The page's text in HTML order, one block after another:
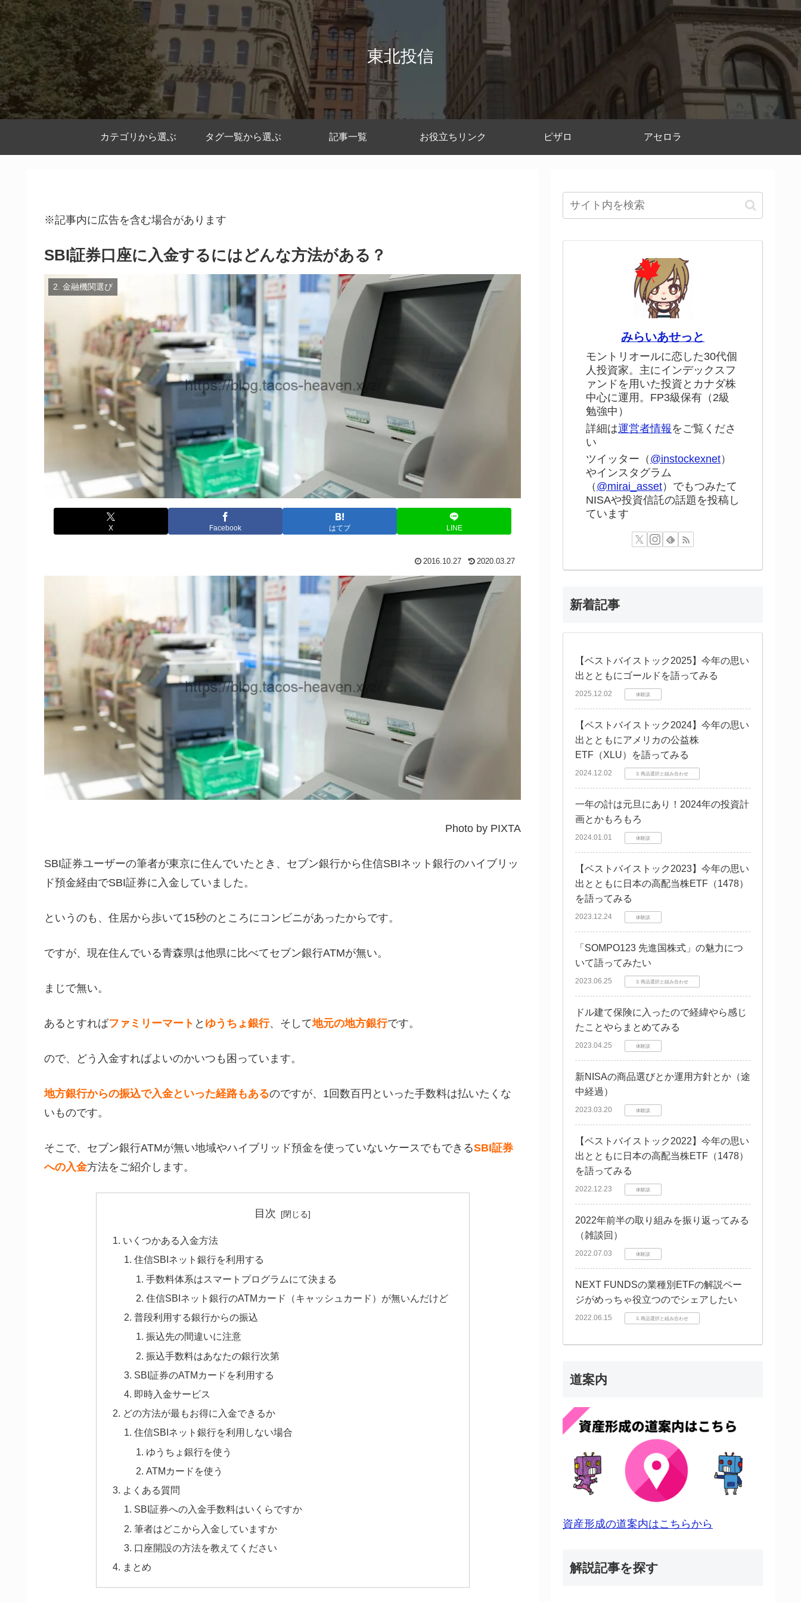
東北投信
カテゴリから選ぶ タグ一覧から選ぶ 記事一覧 お役立ちリンク ピザロ アセロラ
※記事内に広告を含む場合があります
SBI証券口座に入金するにはどんな方法がある？
2. 金融機関選び
X Facebook はてブ LINE
2016.10.27 2020.03.27
Photo by PIXTA
SBI証券ユーザーの筆者が東京に住んでいたとき、 セブン銀行から住信SBIネット銀行のハイブリッ
ド預金経由でSBI証券に入金 していました。
というのも、住居から歩いて15秒のところにコンビニがあったからです。
ですが、現在住んでいる青森県は他県に比べてセブン銀行ATMが無い。
まじで無い。
あるとすればファミリーマート と ゆうちょ銀行、そして地元の地方銀行です。
ので、どう入金すればよいのかいつも困っています。
地方銀行からの振込で入金といった経路もあるのですが、 1回数百円といった手数料は払いたくな
い ものです。
そこで、セブン銀行ATMが無い地域やハイブリッド預金を使っていないケースでもできるSBI証券
への入金方法をご紹介します。
目次
いくつかある入金方法
住信SBIネット銀行を利用する
手数料体系はスマートプログラムにて決まる
住信SBIネット銀行のATMカード（キャッシュカード）が無いんだけど
普段利用する銀行からの振込
振込先の間違いに注意
振込手数料はあなたの銀行次第
SBI証券のATMカードを利用する
即時入金サービス
どの方法が最もお得に入金できるか
住信SBIネット銀行を利用しない場合
ゆうちょ銀行を使う
ATMカードを使う
よくある質問
SBI証券への入金手数料はいくらですか
筆者はどこから入金していますか
口座開設の方法を教えてください
まとめ
みらいあせっと
モントリオールに恋した30代個
人投資家。主にインデックスフ
ァンドを用いた投資とカナダ株
中心に運用。FP3級保有（2級
勉強中）
詳細は運営者情報 をご覧くださ
い
ツイッター（ @instockexnet）
やインスタグラム
（ @mirai_asset）でもつみたて
NISAや投資信託の話題を投稿し
ています
新着記事
【ベストバイストック2025】今年の思い
出とともにゴールドを語ってみる
2025.12.02 体験談
【ベストバイストック2024】今年の思い
出とともにアメリカの公益株
ETF（XLU）を語ってみる
2024.12.02 3. 商品選択と組み合わせ
一年の計は元旦にあり！2024年の投資計
画とかもろもろ
2024.01.01 体験談
【ベストバイストック2023】今年の思い
出とともに日本の高配当株ETF（1478）
を語ってみる
2023.12.24 体験談
「SOMPO123 先進国株式」の魅力につ
いて語ってみたい
2023.06.25 3. 商品選択と組み合わせ
ドル建て保険に入ったので経緯やら感じ
たことやらまとめてみる
2023.04.25 体験談
新NISAの商品選びとか運用方針とか（途
中経過）
2023.03.20 体験談
【ベストバイストック2022】今年の思い
出とともに日本の高配当株ETF（1478）
を語ってみる
2022.12.23 体験談
2022年前半の取り組みを振り返ってみる
（雑談回）
2022.07.03 体験談
NEXT FUNDSの業種別ETFの解説ペー
ジがめっちゃ役立つのでシェアしたい
2022.06.15 3. 商品選択と組み合わせ
道案内
資産形成の道案内はこちらから
解説記事を探す